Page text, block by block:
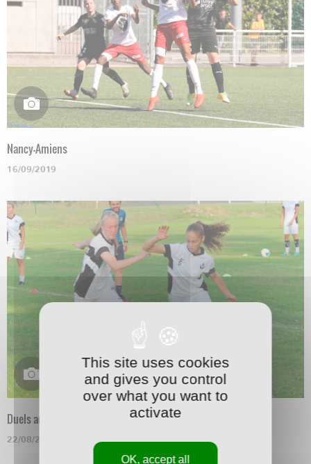
Nancy-Amiens
16/09/2019
Duels au soleil
22/08/2019
This site uses cookies
and gives you control
over what you want to
activate
OK, accept all